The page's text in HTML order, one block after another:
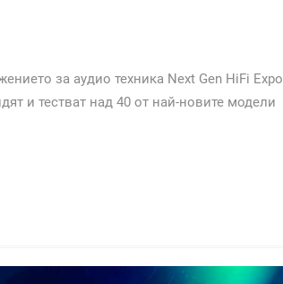
за аудио техника Next Gen HiFi Expo
и тестват над 40 от най-новите модели